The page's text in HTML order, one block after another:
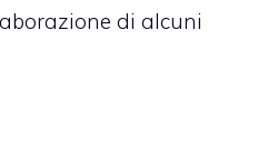
di alcuni